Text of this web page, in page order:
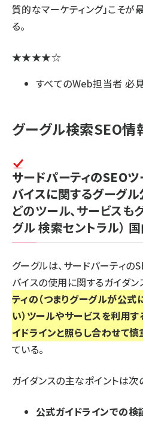
質的なマーケティング」こそ
る。
★★★★☆
すべてのWeb担当者 必見
グーグル検索SEO
サードパーティのSEOツ
バイスに関するグーグ
どのツール、サービスも
グル 検索セントラル）
グーグルは、サードパーティの
バイスの使用に関するガイダン
ティの（つまりグーグルが公
い）ツールやサービスを利用
イドラインと照らし合わせて
ている。
ガイダンスの主なポイントは次
公式ガイドラインでの検